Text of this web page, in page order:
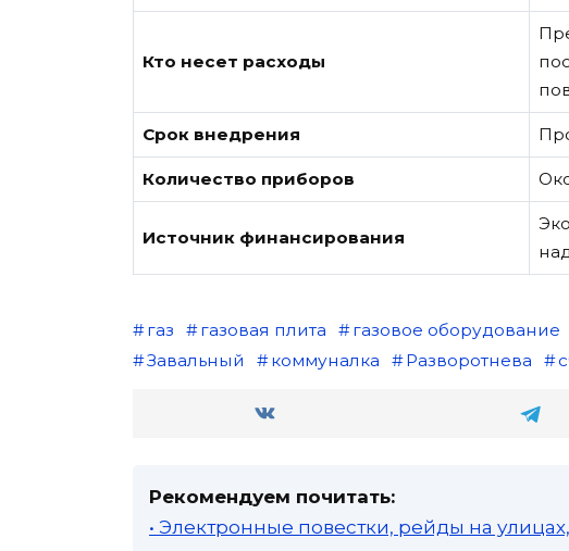
Кто несет расходы
Срок внедрения
Количество приборов
Источник финансирования
газ газовая плита газовое оборудование
Завальный
коммуналка Разворотнева
Рекомендуем почитать:
• Электронные повестки, рейды на